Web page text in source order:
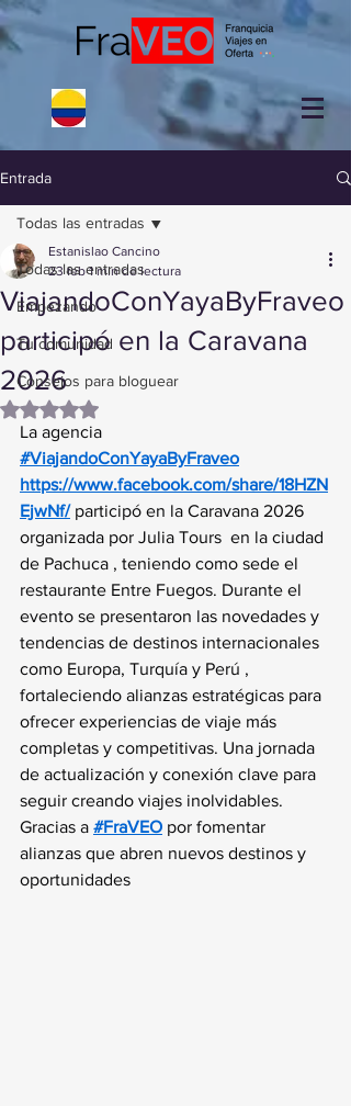
Entrada
Todas las entradas
Empezando
Tu comunidad
Consejos para bloguear
Todas las entradas
ViajandoConYayaByFraveo
participó en la Caravana
2026
Estanislao Cancino
23 feb 1 min de lectura
Obtuvo NaN de 5 estrellas.
La agencia
#ViajandoConYayaByFraveo
https://www.facebook.com/share/18HZN
EjwNf/ participó en la Caravana 2026
organizada por Julia Tours  en la ciudad
de Pachuca , teniendo como sede el
restaurante Entre Fuegos. Durante el
evento se presentaron las novedades y
tendencias de destinos internacionales
como Europa, Turquía y Perú ,
fortaleciendo alianzas estratégicas para
ofrecer experiencias de viaje más
completas y competitivas. Una jornada
de actualización y conexión clave para
seguir creando viajes inolvidables.
Gracias a #FraVEO por fomentar
alianzas que abren nuevos destinos y
oportunidades